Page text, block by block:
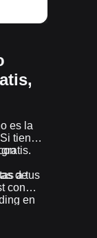
es la
tienes
a tus
de
con
en